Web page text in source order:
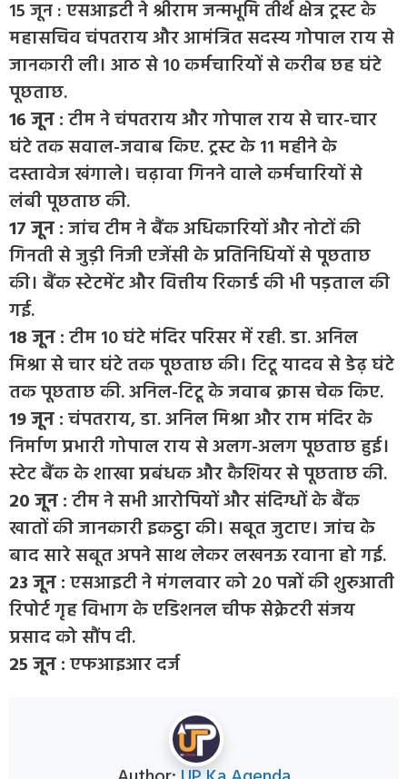
15 जून : एसआइटी ने श्रीराम जन्मभूमि तीर्थ क्षेत्र ट्रस्ट के
महासचिव चंपतराय और आमंत्रित सदस्य गोपाल राय से
जानकारी ली। आठ से 10 कर्मचारियों से करीब छह घंटे
पूछताछ.
16 जून :टीम ने चंपतराय और गोपाल राय से चार-चार
घंटे तक सवाल-जवाब किए. ट्रस्ट के 11 महीने के
दस्तावेज खंगाले। चढ़ावा गिनने वाले कर्मचारियों से
लंबी पूछताछ की.
17 जून :जांच टीम ने बैंक अधिकारियों और नोटों की
गिनती से जुड़ी निजी एजेंसी के प्रतिनिधियों से पूछताछ
की। बैंक स्टेटमेंट और वित्तीय रिकार्ड की भी पड़ताल की
गई.
18 जून :टीम 10 घंटे मंदिर परिसर में रही. डा. अनिल
मिश्रा से चार घंटे तक पूछताछ की। टिटू यादव से डेढ़ घंटे
तक पूछताछ की. अनिल-टिटू के जवाब क्रास चेक किए.
19 जून :चंपतराय, डा. अनिल मिश्रा और राम मंदिर के
निर्माण प्रभारी गोपाल राय से अलग-अलग पूछताछ हुई।
स्टेट बैंक के शाखा प्रबंधक और कैशियर से पूछताछ की.
20 जून :टीम ने सभी आरोपियों और संदिग्धों के बैंक
खातों की जानकारी इकट्ठा की। सबूत जुटाए। जांच के
बाद सारे सबूत अपने साथ लेकर लखनऊ रवाना हो गई.
23 जून :एसआइटी ने मंगलवार को 20 पन्नों की शुरुआती
रिपोर्ट गृह विभाग के एडिशनल चीफ सेक्रेटरी संजय
प्रसाद को सौंप दी.
25 जून :एफआइआर दर्ज